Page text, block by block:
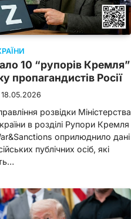
10 “рупорів Кремля”
пропагандистів Росії
18.05.2026
розвідки Міністерства
в розділі Рупори Кремля
оприлюднило дані
публічних осіб, які